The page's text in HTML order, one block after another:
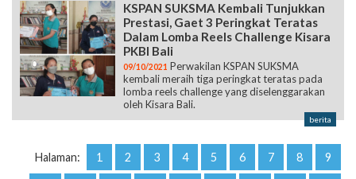
KSPAN SUKSMA Kembali Tunjukkan
Prestasi, Gaet 3 Peringkat Teratas
Dalam Lomba Reels Challenge Kisara
PKBI Bali
09/10/2021 Perwakilan KSPAN SUKSMA
kembali meraih tiga peringkat teratas pada
lomba reels challenge yang diselenggarakan
oleh Kisara Bali.
berita
Halaman: 1 2 3 4 5 6 7 8 9